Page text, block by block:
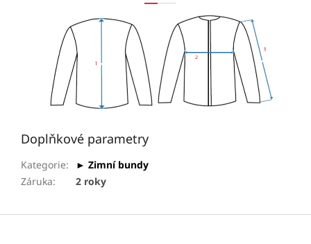
Doplňkové parametry
Kategorie:
► Zimní bundy
Záruka: 2 roky
Z